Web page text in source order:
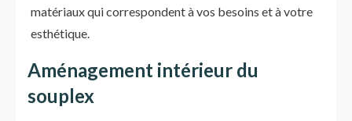
matériaux qui correspondent à vos besoins et à votre
esthétique.
Aménagement intérieur du
souplex